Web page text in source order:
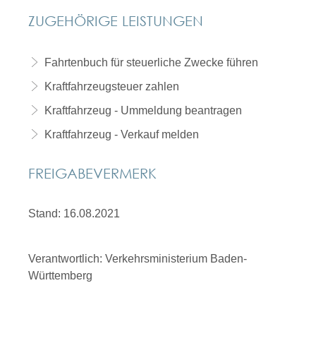
ZUGEHÖRIGE LEISTUNGEN
Fahrtenbuch für steuerliche Zwecke führen
Kraftfahrzeugsteuer zahlen
Kraftfahrzeug - Ummeldung beantragen
Kraftfahrzeug - Verkauf melden
FREIGABEVERMERK
Stand: 16.08.2021
Verantwortlich: Verkehrsministerium Baden-
Württemberg